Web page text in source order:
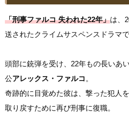
「刑事ファルコ 失われた22年」は、
送されたクライムサスペンスドラマで
頭部に銃弾を受け、22年もの長いあ
公アレックス・ファルコ 。
奇跡的に目覚めた彼は、撃った犯人
取り戻すために再び刑事に復職。